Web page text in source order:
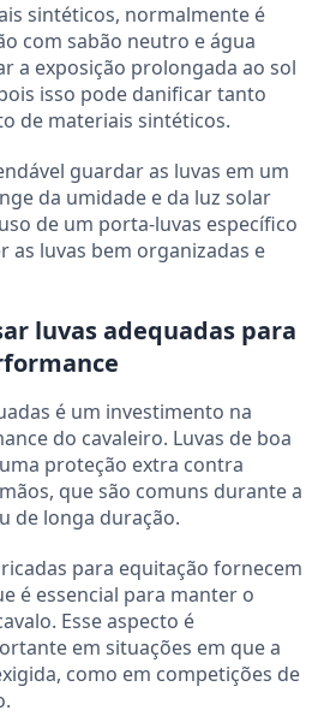
sintéticos, normalmente é
com sabão neutro e água
a exposição prolongada ao sol
isso pode danificar tanto
de materiais sintéticos.
guardar as luvas em um
da umidade e da luz solar
de um porta-luvas específico
as luvas bem organizadas e
luvas adequadas para
é um investimento na
do cavaleiro. Luvas de boa
proteção extra contra
que são comuns durante a
de longa duração.
para equitação fornecem
é essencial para manter o
Esse aspecto é
em situações em que a
como em competições de